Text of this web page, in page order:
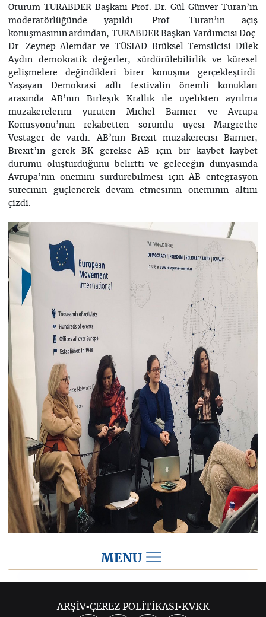
Oturum TURABDER Başkanı Prof. Dr. Gül Günver Turan’ın
moderatörlüğünde yapıldı. Prof. Turan’ın açış
konuşmasının ardından, TURABDER Başkan Yardımcısı Doç.
Dr. Zeynep Alemdar ve TÜSİAD Brüksel Temsilcisi Dilek
Aydın demokratik değerler, sürdürülebilirlik ve küresel
gelişmelere değindikleri birer konuşma gerçekleştirdi.
Yaşayan Demokrasi adlı festivalin önemli konukları
arasında AB’nin Birleşik Krallık ile üyelikten ayrılma
müzakerelerini yürüten Michel Barnier ve Avrupa
Komisyonu’nun rekabetten sorumlu üyesi Margrethe
Vestager de vardı. AB’nin Brexit müzakerecisi Barnier,
Brexit’in gerek BK gerekse AB için bir kaybet-kaybet
durumu oluşturduğunu belirtti ve geleceğin dünyasında
Avrupa’nın önemini sürdürebilmesi için AB entegrasyon
sürecinin güçlenerek devam etmesinin öneminin altını
çizdi.
MENU
ARŞİV•ÇEREZ POLİTİKASI•KVKK